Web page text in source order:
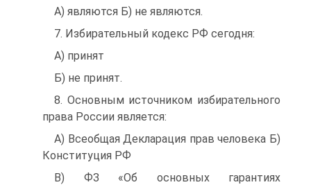
А) являются Б) не являются.
7. Избирательный кодекс РФ сегодня:
А) принят
Б) не принят.
8. Основным источником избирательного
права России является:
A) Всеобщая Декларация прав человека Б)
Конституция РФ
B) ФЗ «Об основных гарантиях